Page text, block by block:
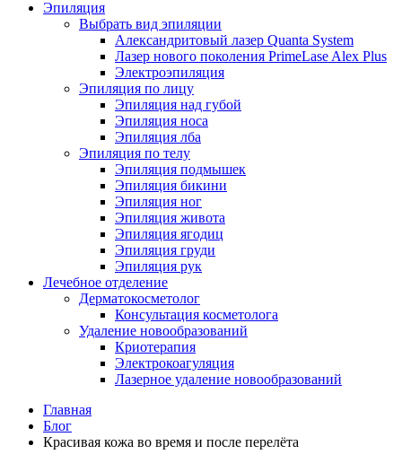
Эпиляция
Выбрать вид эпиляции
Александритовый лазер Quanta System
Лазер нового поколения PrimeLase Alex Plus
Электроэпиляция
Эпиляция по лицу
Эпиляция над губой
Эпиляция носа
Эпиляция лба
Эпиляция по телу
Эпиляция подмышек
Эпиляция бикини
Эпиляция ног
Эпиляция живота
Эпиляция ягодиц
Эпиляция груди
Эпиляция рук
Лечебное отделение
Дерматокосметолог
Консультация косметолога
Удаление новообразований
Криотерапия
Электрокоагуляция
Лазерное удаление новообразований
Главная
Блог
Красивая кожа во время и после перелёта